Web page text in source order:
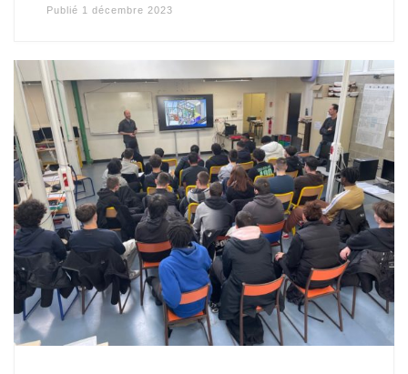
Publié 1 décembre 2023